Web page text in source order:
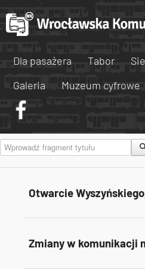
Dla pasażera Tabor
Galeria
Muzeum cyfrowe
Wprowadź fragment tytułu
Otwarcie
Zmiany w komunikacji